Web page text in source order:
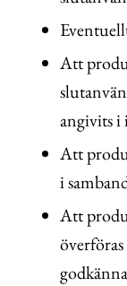
Att
angivits i
Att
i
Att